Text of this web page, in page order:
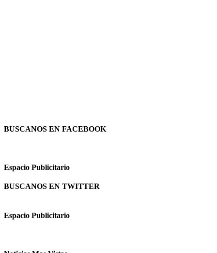
BUSCANOS EN FACEBOOK
Espacio Publicitario
BUSCANOS EN TWITTER
Espacio Publicitario